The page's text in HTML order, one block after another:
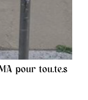
pour tou.te.s